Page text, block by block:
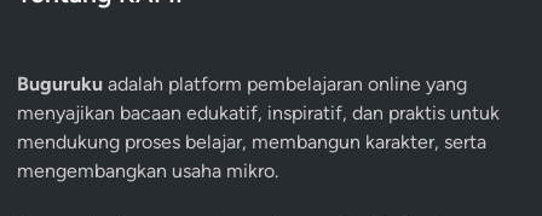
Buguruku adalah platform pembelajaran online yang
menyajikan bacaan edukatif, inspiratif, dan praktis untuk
mendukung proses belajar, membangun karakter, serta
mengembangkan usaha mikro.